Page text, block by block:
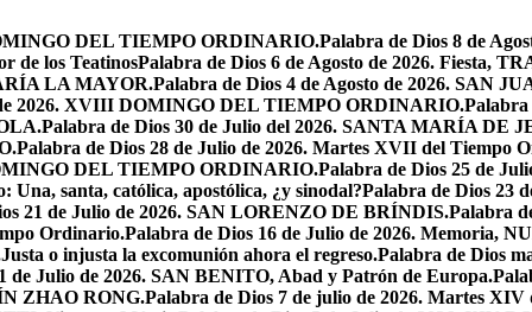
DEL TIEMPO ORDINARIO.Palabra de Dios 8 de
de los TeatinosPalabra de Dios 6 de Agosto de 2026. Fiesta,
LA MAYOR.Palabra de Dios 4 de Agosto de 2026. SAN
2026. XVIII DOMINGO DEL TIEMPO ORDINARIO.Palabra
Palabra de Dios 30 de Julio del 2026. SANTA MARÍA DE
Palabra de Dios 28 de Julio de 2026. Martes XVII del Tiempo
DEL TIEMPO ORDINARIO.Palabra de Dios 25 de
Una, santa, católica, apostólica, ¿y sinodal?Palabra de Dios 23
21 de Julio de 2026. SAN LORENZO DE BRÍNDIS.Palabra
Ordinario.Palabra de Dios 16 de Julio de 2026. Memoria,
Justa o injusta la excomunión ahora el regreso.Palabra de Dios
de Julio de 2026. SAN BENITO, Abad y Patrón de Europa.
ZHAO RONG.Palabra de Dios 7 de julio de 2026. Martes